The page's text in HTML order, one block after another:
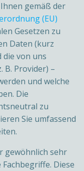
gemäß der
(EU)
Gesetzen zu
Daten (kurz
die von uns
Provider) –
und welche
Die
zu
Sie umfassend
gewöhnlich sehr
Diese